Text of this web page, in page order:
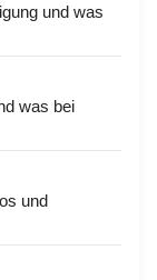
und was
was bei
und